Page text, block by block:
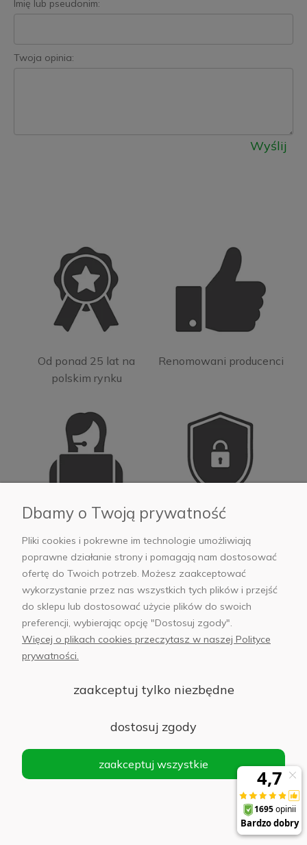
Imię lub pseudonim:
Twoja opinia:
Wyślij
Od ponad 25 lat na
polskim rynku
Renomowani producenci
Ekspercka pomoc na
każdym kroku
on-line
Własny magazyn pod
14 salonów w 12
Dbamy o Twoją prywatność
Pliki cookies i pokrewne im technologie umożliwiają
poprawne działanie strony i pomagają nam dostosować
ofertę do Twoich potrzeb. Możesz zaakceptować
wykorzystanie przez nas wszystkich tych plików i przejść
do sklepu lub dostosować użycie plików do swoich
preferencji, wybierając opcję "Dostosuj zgody".
Więcej o plikach cookies przeczytasz w naszej Polityce
prywatności.
zaakceptuj tylko niezbędne
dostosuj zgody
zaakceptuj wszystkie